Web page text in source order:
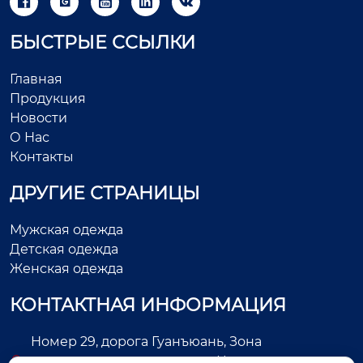
БЫСТРЫЕ ССЫЛКИ
Главная
Продукция
Новости
О Нас
Контакты
ДРУГИЕ СТРАНИЦЫ
Мужская одежда
Детская одежда
Женская одежда
КОНТАКТНАЯ ИНФОРМАЦИЯ
Номер 29, дорога Гуанъюань, Зона